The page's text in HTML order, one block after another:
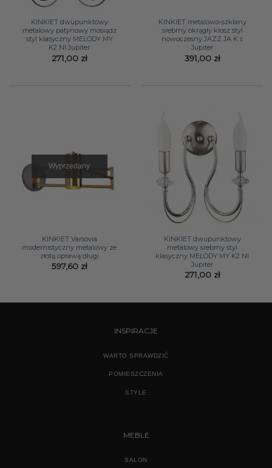
KINKIET dwupunktowy
metalowy patynowy mosiądz
styl klasyczny MELODY MY
K2 NI Jupiter
271,00 zł
KINKIET metalowo-szklany
srebrny okrągły klosz styl
nowoczesny JAZZ JA K s
Jupiter
391,00 zł
Wyprzedany
KINKIET Varsovia
modernistyczny metalowy ze
złotą oprawą długi
597,60 zł
KINKIET dwupunktowy
metalowy srebrny styl
klasyczny MELODY MY K2 NI
Jupiter
271,00 zł
INSPIRACJE
WARTO SPRAWDZIĆ
POMIESZCZENIA
STYLE
MEBLE
SALON